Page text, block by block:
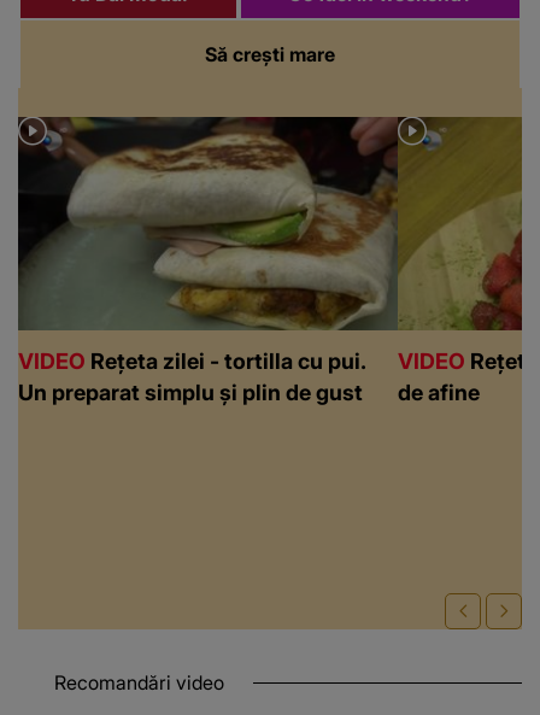
Să crești mare
VIDEO Rețeta zilei - tortilla cu pui.
Un preparat simplu și plin de gust
VIDEO
de afine
Recomandări video